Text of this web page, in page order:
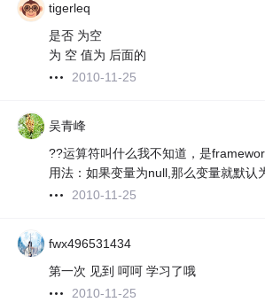
tigerleq
是否 为空
为 空 值为 后面的
2010-11-25
吴青峰
??运算符叫什么我不知道，是
用法：如果变量为null,那么变量就默认
2010-11-25
fwx496531434
第一次 见到 呵呵 学习了哦
2010-11-25